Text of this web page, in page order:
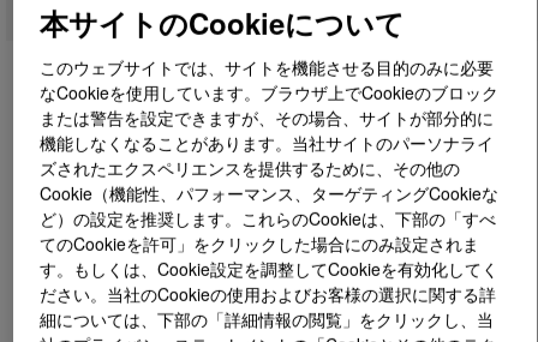
とは UCAR™ Filmer 440?
本サイトのCookieについて
このウェブサイトでは、サイトを機能させる目的のみに必要
なCookieを使用しています。ブラウザ上でCookieのブロック
または警告を設定できますが、その場合、サイトが部分的に
機能しなくなることがあります。当社サイトのパーソナライ
ズされたエクスペリエンスを提供するために、その他の
Cookie（機能性、パフォーマンス、ターゲティングCookieな
ど）の設定を推奨します。これらのCookieは、下部の「すべ
てのCookieを許可」をクリックした場合にのみ設定されま
す。もしくは、Cookie設定を調整してCookieを有効化してく
ださい。当社のCookieの使用およびお客様の選択に関する詳
細については、下部の「詳細情報の閲覧」をクリックし、当